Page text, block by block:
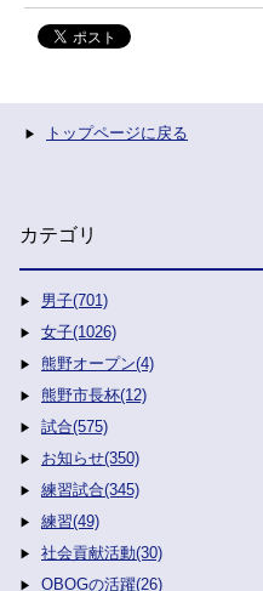
トップページに戻る
カテゴリ
男子(701)
女子(1026)
熊野オープン(4)
熊野市長杯(12)
試合(575)
お知らせ(350)
練習試合(345)
練習(49)
社会貢献活動(30)
OBOGの活躍(26)